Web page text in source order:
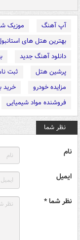
آپ آهنگ موزیک
بهترین هتل های
دانلود آهنگ جدید
پرشین هتل
ثبت
مزایده خودرو
خرید
فروشنده مواد شیمیایی
نظر شما
نام
ایمیل
نظر شما *